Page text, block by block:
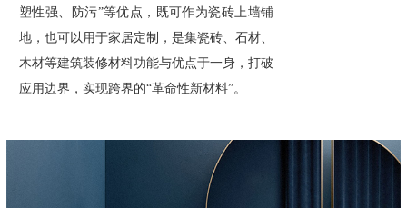
塑性强、防污”等优点，既可作为瓷砖上墙铺
地，也可以用于家居定制，是集瓷砖、石材、
木材等建筑装修材料功能与优点于一身，打破
应用边界，实现跨界的“革命性新材料”。